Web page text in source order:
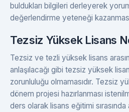
buldukları bilgileri derleyerek
değerlendirme yeteneği
Tezsiz Yüksek Lisans
Tezsiz ve tezli yüksek lisans
anlaşılacağı gibi tezsiz yüksek
zorunluluğu olmamasıdır. Tezsiz
dönem projesi hazırlanması
ders olarak lisans eğitimi